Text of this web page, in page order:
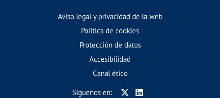
Aviso legal y privacidad de la web
Política de cookies
Protección de datos
Accesibilidad
Canal ético
Síguenos en: